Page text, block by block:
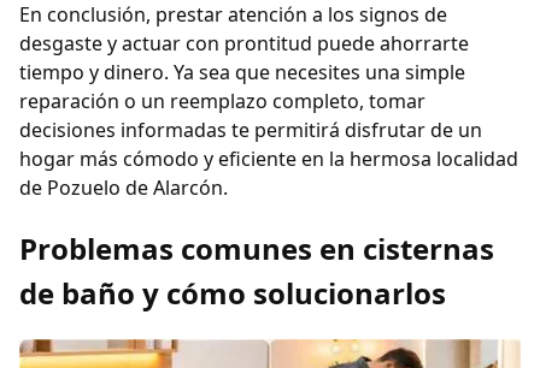
En conclusión, prestar atención a los signos de
desgaste y actuar con prontitud puede ahorrarte
tiempo y dinero. Ya sea que necesites una simple
reparación o un reemplazo completo, tomar
decisiones informadas te permitirá disfrutar de un
hogar más cómodo y eficiente en la hermosa localidad
de Pozuelo de Alarcón.
Problemas comunes en cisternas
de baño y cómo solucionarlos